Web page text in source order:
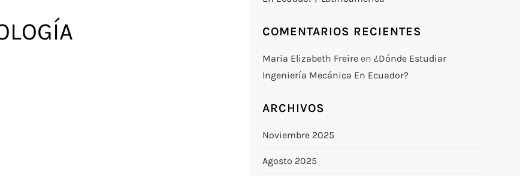
COMENTARIOS RECIENTES
Maria Elizabeth Freireen ¿Dónde Estudiar
Ingeniería Mecánica En Ecuador?
ARCHIVOS
Noviembre 2025
Agosto 2025